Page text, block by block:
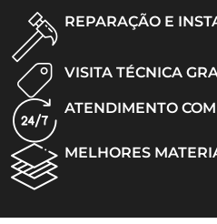
REPARAÇÃO E
VISITA TÉCNICA
ATENDIMENTO
MELHORES